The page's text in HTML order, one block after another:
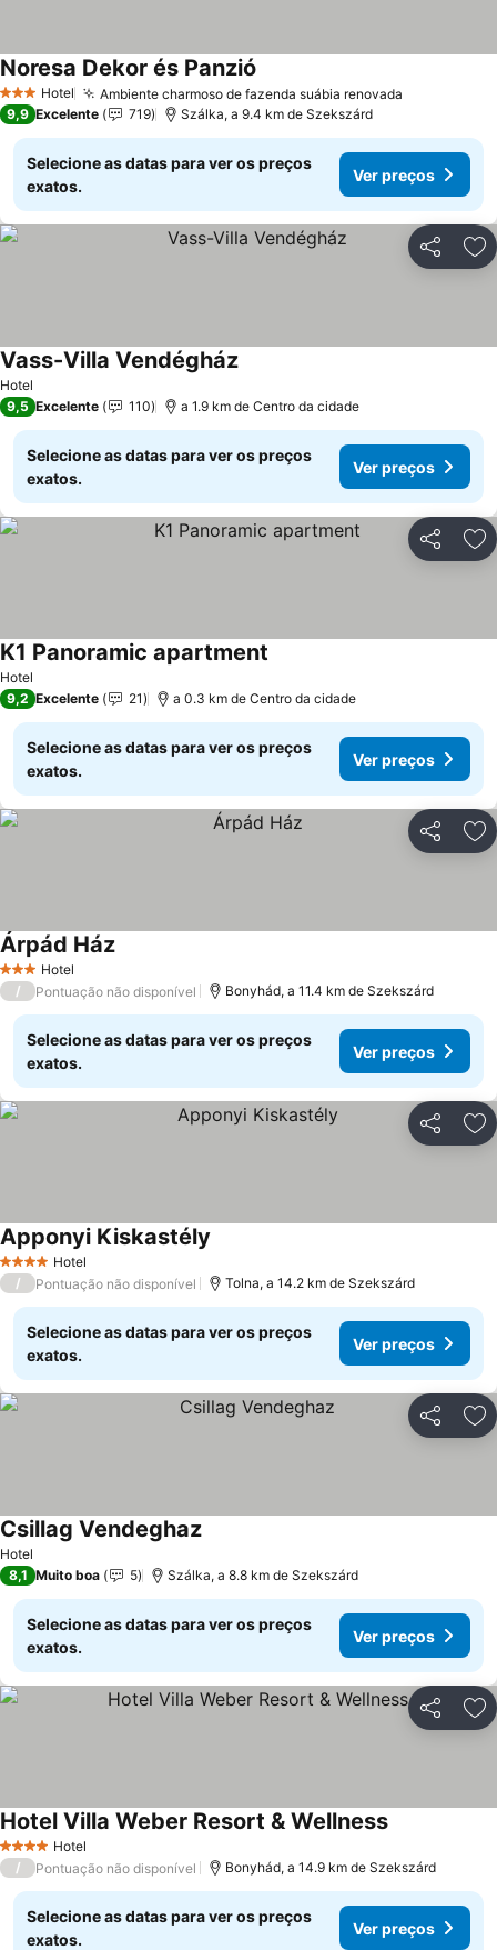
3 EstrelasHotel Ambiente charmoso de fazenda suábia renovada
Noresa Dekor és Panzió
9,9 Excelente 719 Szálka, a 9.4 km de Szekszárd
Selecione as datas para ver os preços
exatos.
Ver preços
Partilhar
Hotel
Vass-Villa Vendégház
9,5 Excelente 110 a 1.9 km de Centro da cidade
Selecione as datas para ver os preços
exatos.
Ver preços
Partilhar
Hotel
K1 Panoramic apartment
9,2 Excelente 21 a 0.3 km de Centro da cidade
Selecione as datas para ver os preços
exatos.
Ver preços
Partilhar
3 EstrelasHotel
Árpád Ház
/ Pontuação não disponível Bonyhád, a 11.4 km de Szekszárd
Selecione as datas para ver os preços
exatos.
Ver preços
Partilhar
4 EstrelasHotel
Apponyi Kiskastély
/ Pontuação não disponível Tolna, a 14.2 km de Szekszárd
Selecione as datas para ver os preços
exatos.
Ver preços
Partilhar
Hotel
Csillag Vendeghaz
8,1 Muito boa 5 Szálka, a 8.8 km de Szekszárd
Selecione as datas para ver os preços
exatos.
Ver preços
Partilhar
4 EstrelasHotel
Hotel Villa Weber Resort & Wellness
/ Pontuação não disponível Bonyhád, a 14.9 km de Szekszárd
Selecione as datas para ver os preços
exatos.
Ver preços